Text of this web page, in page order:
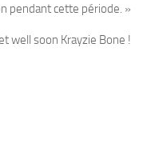
pendant cette période. »
well soon Krayzie Bone !